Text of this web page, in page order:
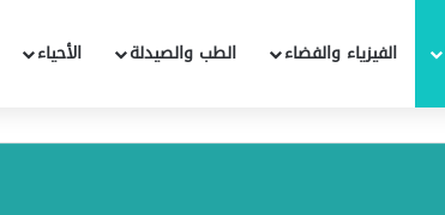
الفيزياء والفضاء الطب والصيدلة الأحياء